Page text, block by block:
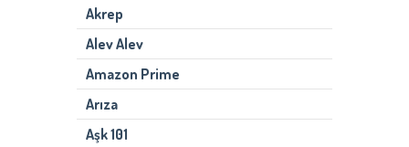
Akrep
Alev Alev
Amazon Prime
Arıza
Aşk 101